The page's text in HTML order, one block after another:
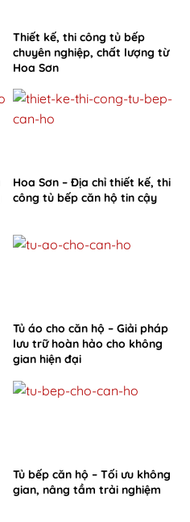
Thiết kế, thi công tủ bếp
chuyên nghiệp, chất lượng từ
Hoa Sơn
Hoa Sơn – Địa chỉ thiết kế, thi
công tủ bếp căn hộ tin cậy
Tủ áo cho căn hộ – Giải pháp
lưu trữ hoàn hảo cho không
gian hiện đại
Tủ bếp căn hộ – Tối ưu không
gian, nâng tầm trải nghiệm